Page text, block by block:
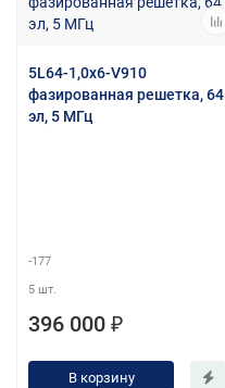
5L64-1,0х6-V910
фазированная решетка, 64
эл, 5 МГц
-177
5 шт.
396 000 ₽
В корзину